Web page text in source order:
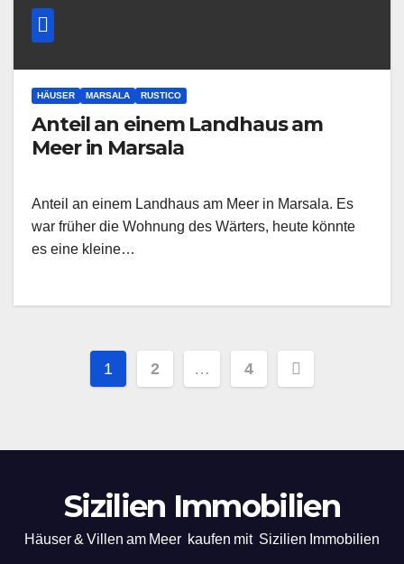
HÄUSER MARSALA RUSTICO
Anteil an einem Landhaus am
Meer in Marsala
Anteil an einem Landhaus am Meer in Marsala. Es
war früher die Wohnung des Wärters, heute könnte
es eine kleine…
Posts
1 2 … 4
Sizilien Immobilien
Häuser & Villen am Meer kaufen mit Sizilien Immobilien